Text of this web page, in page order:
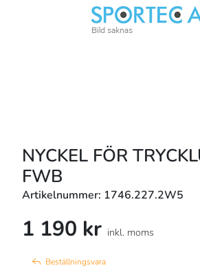
NYCKEL FÖR
FWB
Artikelnummer: 1746.227.2W5
1 190 kr inkl. moms
Beställningsvara